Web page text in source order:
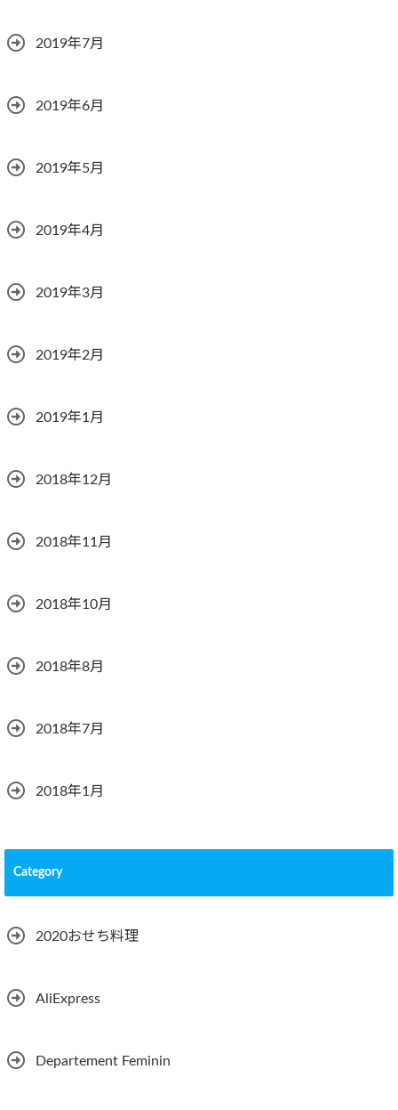
2019年7月
2019年6月
2019年5月
2019年4月
2019年3月
2019年2月
2019年1月
2018年12月
2018年11月
2018年10月
2018年8月
2018年7月
2018年1月
Category
2020おせち料理
AliExpress
Departement Feminin